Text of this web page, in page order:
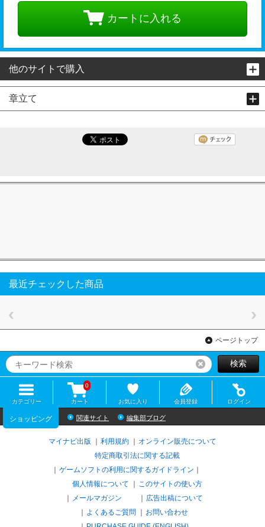
カートに入れる
他のサイトで購入
章立て
最近チェックした商品
ページトップ
リセット検索
カテゴリー カート
0
お気に入り 会員登録 ログイン
ショッピング 関連サイト 編集部ブログ
マイナビ出版 利用規約
オンライン販売について
特定商取引法に関する記載
ゲームソフトの利用に関するガイドライン
個人情報について
このサイトの使い方
メールマガジン
広告出稿について
よくあるご質問
お問い合わせ